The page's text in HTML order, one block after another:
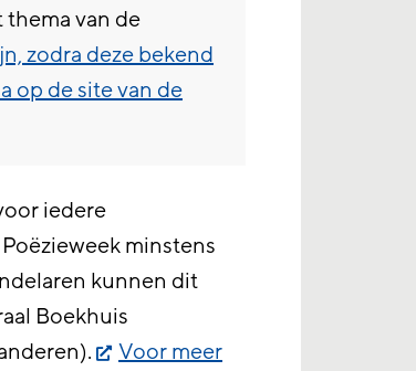
van de
zodra deze bekend
op de site van de
iedere
minstens
kunnen dit
Boekhuis
Voor meer